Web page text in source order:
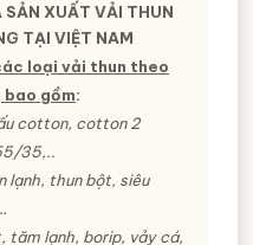
XUẤT VẢI THUN
TẠI VIỆT NAM
loại vải thun theo
gồm:
cotton, cotton 2
35,..
lạnh, thun bột, siêu
tăm lạnh, borip, vảy cá,